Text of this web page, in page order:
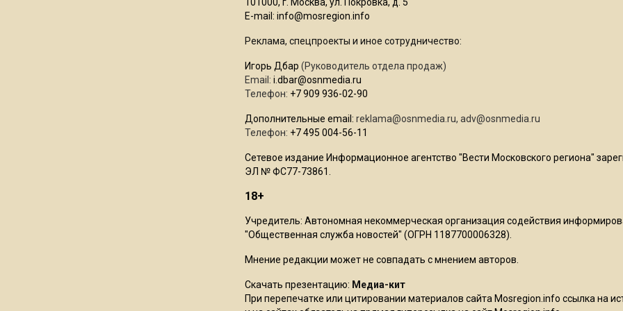
E-mail: info@mosregion.info
Реклама, спецпроекты и иное сотрудничество:
Игорь Дбар (Руководитель отдела продаж)
Email: i.dbar@osnmedia.ru
Телефон: +7 909 936-02-90
Дополнительные email: reklama@osnmedia.ru, adv@osnmedia.ru
Телефон: +7 495 004-56-11
Сетевое издание Информационное агентство "Вести Московского региона"
ЭЛ № ФС77-73861.
18+
Учредитель: Автономная некоммерческая организация содействия
"Общественная служба новостей" (ОГРН 1187700006328).
Мнение редакции может не совпадать с мнением авторов.
Скачать презентацию: Медиа-кит
При перепечатке или цитировании материалов сайта Mosregion.info ссылка на